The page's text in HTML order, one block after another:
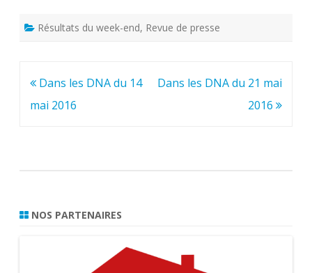
Résultats du week-end, Revue de presse
Navigation
de
Dans les DNA du 14
mai 2016
Dans les DNA du 21 mai
2016
NOS PARTENAIRES